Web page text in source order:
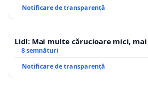
Notificare de transparență
Lidl: Mai multe cărucioare mici,
8 semnături
Notificare de transparență